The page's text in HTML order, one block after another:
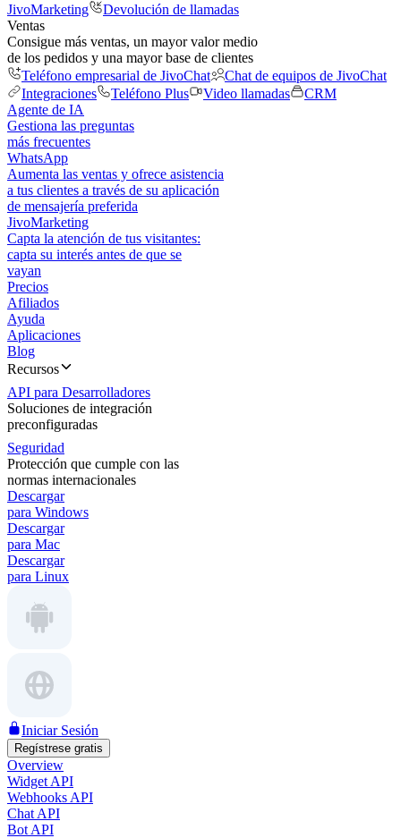
JivoMarketing
Devolución de llamadas
Ventas
Consigue más ventas, un mayor valor medio
de los pedidos y una mayor base de clientes
Teléfono empresarial de JivoChat
Chat de equipos de JivoChat
Integraciones
Teléfono Plus Video llamadas
CRM
Agente de IA
Gestiona las preguntas
más frecuentes
WhatsApp
Aumenta las ventas y ofrece asistencia
a tus clientes a través de su aplicación
de mensajería preferida
JivoMarketing
Capta la atención de tus visitantes:
capta su interés antes de que se
vayan
Precios
Afiliados
Ayuda
Aplicaciones
Blog
Recursos
API para Desarrolladores
Soluciones de integración
preconfiguradas
Seguridad
Protección que cumple con las
normas internacionales
Descargar
para Windows
Descargar
para Mac
Descargar
para Linux
Iniciar Sesión
Regístrese gratis
Overview
Widget API
Webhooks API
Chat API
Bot API